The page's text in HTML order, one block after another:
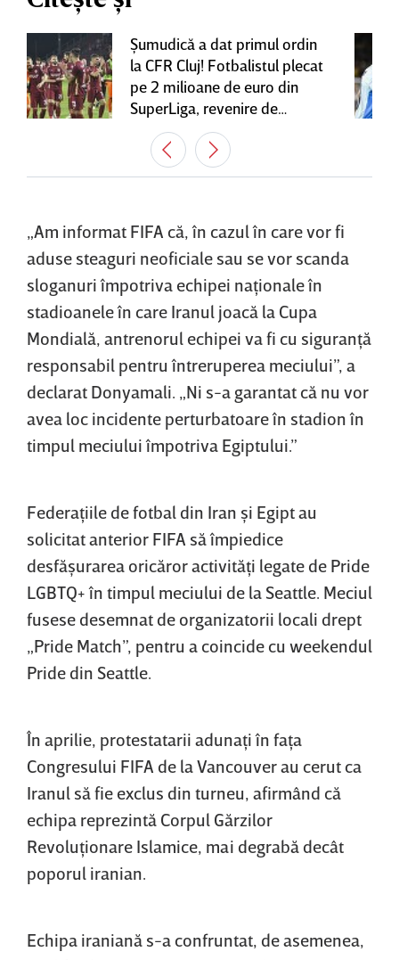
Şumudică a dat primul ordin
la CFR Cluj! Fotbalistul plecat
pe 2 milioane de euro din
SuperLiga, revenire de
senzaţie în Gruia
„Am informat FIFA că, în cazul în care vor fi
aduse steaguri neoficiale sau se vor scanda
sloganuri împotriva echipei naţionale în
stadioanele în care Iranul joacă la Cupa
Mondială, antrenorul echipei va fi cu siguranţă
responsabil pentru întreruperea meciului”, a
declarat Donyamali. „Ni ​s-a garantat că nu vor
avea loc incidente perturbatoare în stadion în
timpul ​meciului împotriva Egiptului.”
Federaţiile de fotbal din Iran şi Egipt au
solicitat anterior FIFA să împiedice
desfăşurarea oricăror activităţi legate de Pride
LGBTQ+ în timpul meciului de la Seattle. Meciul
fusese desemnat de organizatorii locali drept
„Pride Match”, pentru a coincide cu weekendul
Pride din Seattle.
În aprilie, protestatarii adunaţi în faţa
Congresului FIFA de la Vancouver au cerut ca
Iranul să fie exclus din turneu, afirmând că
echipa reprezintă Corpul Gărzilor
Revoluţionare Islamice, mai degrabă decât
poporul iranian.
Echipa iraniană s-a confruntat, de asemenea,